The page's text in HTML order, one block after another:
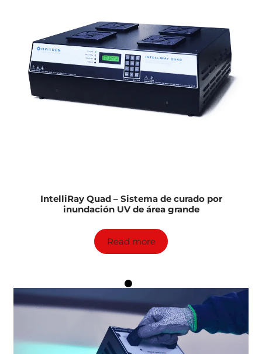
IntelliRay Quad – Sistema de curado por
inundación UV de área grande
Read more